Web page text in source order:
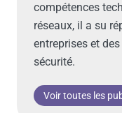
compétences
réseaux, il a su
entreprises et
sécurité.
Voir toutes les